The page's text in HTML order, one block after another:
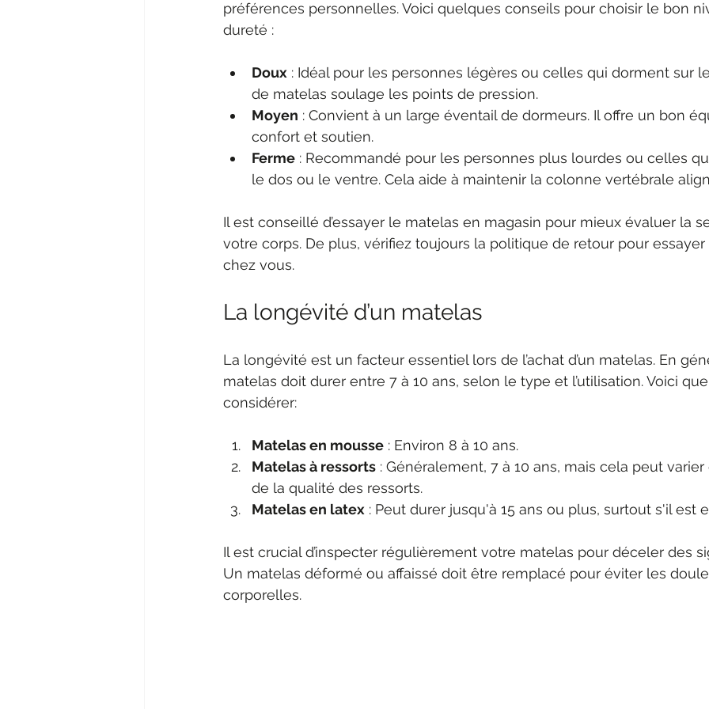
préférences personnelles. Voici quelques conseils pour choisir le bon
dureté :
Doux : Idéal pour les personnes légères ou celles qui dorment sur
de matelas soulage les points de pression.
Moyen : Convient à un large éventail de dormeurs. Il offre un bon
confort et soutien.
Ferme : Recommandé pour les personnes plus lourdes ou celles
le dos ou le ventre. Cela aide à maintenir la colonne vertébrale
Il est conseillé d’essayer le matelas en magasin pour mieux évaluer la
votre corps. De plus, vérifiez toujours la politique de retour pour
chez vous.
La longévité d’un matelas
La longévité est un facteur essentiel lors de l’achat d’un matelas. En
matelas doit durer entre 7 à 10 ans, selon le type et l’utilisation. Voici
considérer:
Matelas en mousse : Environ 8 à 10 ans.
Matelas à ressorts : Généralement, 7 à 10 ans, mais cela peut
de la qualité des ressorts.
Matelas en latex : Peut durer jusqu'à 15 ans ou plus, surtout s'il est
Il est crucial d’inspecter régulièrement votre matelas pour déceler des
Un matelas déformé ou affaissé doit être remplacé pour éviter les
corporelles.